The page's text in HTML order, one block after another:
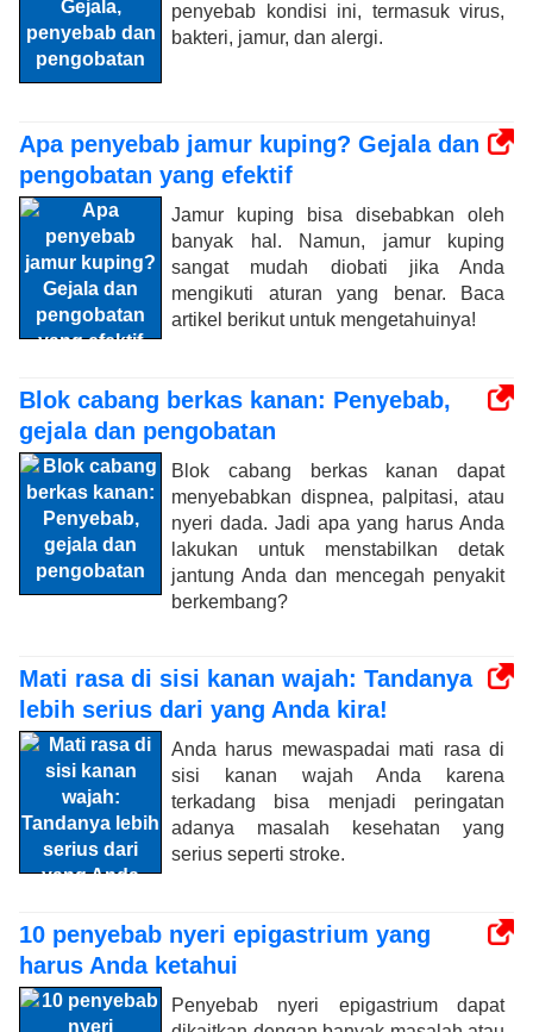
penyebab kondisi ini, termasuk virus,
bakteri, jamur, dan alergi.
Apa penyebab jamur kuping? Gejala dan
pengobatan yang efektif
Jamur kuping bisa disebabkan oleh
banyak hal. Namun, jamur kuping
sangat mudah diobati jika Anda
mengikuti aturan yang benar. Baca
artikel berikut untuk mengetahuinya!
Blok cabang berkas kanan: Penyebab,
gejala dan pengobatan
Blok cabang berkas kanan dapat
menyebabkan dispnea, palpitasi, atau
nyeri dada. Jadi apa yang harus Anda
lakukan untuk menstabilkan detak
jantung Anda dan mencegah penyakit
berkembang?
Mati rasa di sisi kanan wajah: Tandanya
lebih serius dari yang Anda kira!
Anda harus mewaspadai mati rasa di
sisi kanan wajah Anda karena
terkadang bisa menjadi peringatan
adanya masalah kesehatan yang
serius seperti stroke.
10 penyebab nyeri epigastrium yang
harus Anda ketahui
Penyebab nyeri epigastrium dapat